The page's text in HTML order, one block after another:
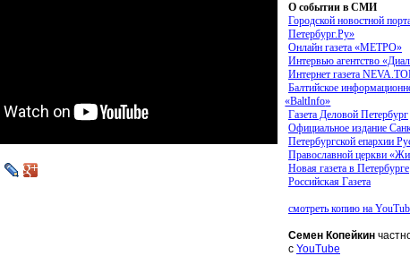
О событии в СМИ
Городской новостной
Петербург.Ру»
Онлайн газета «МЕТРО»
Интервью агентство
Интернет газета
Балтийское
«BaltInfo»
Газета Деловой Петербург
Официальное издание
Петербургской епархии
Православной церкви
Новая газета в Петербурге
Российская Газета
смотреть копию на
Семен Копейкин
с YouTube